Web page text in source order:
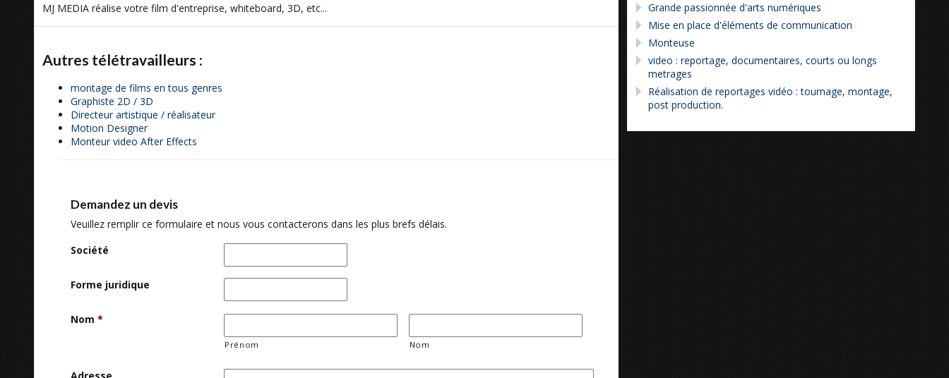
MJ MEDIA réalise votre film d'entreprise, whiteboard, 3D, etc...
Autres télétravailleurs :
montage de films en tous genres
Graphiste 2D / 3D
Directeur artistique / réalisateur
Motion Designer
Monteur video After Effects
Demandez un devis
Veuillez remplir ce formulaire et nous vous contacterons dans les plus brefs délais.
Société
Forme juridique
Nom *
Prénom Nom
Grande passionnée d'arts numériques
Mise en place d'éléments de communication
Monteuse
video : reportage, documentaires, courts ou longs
metrages
Réalisation de reportages vidéo : tournage, montage,
post production.